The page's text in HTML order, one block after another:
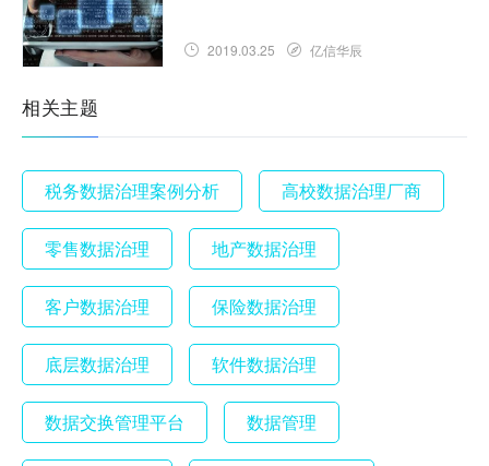
2019.03.25 亿信华辰
相关主题
税务数据治理案例分析 高校数据治理厂商
零售数据治理 地产数据治理
客户数据治理 保险数据治理
底层数据治理 软件数据治理
数据交换管理平台 数据管理